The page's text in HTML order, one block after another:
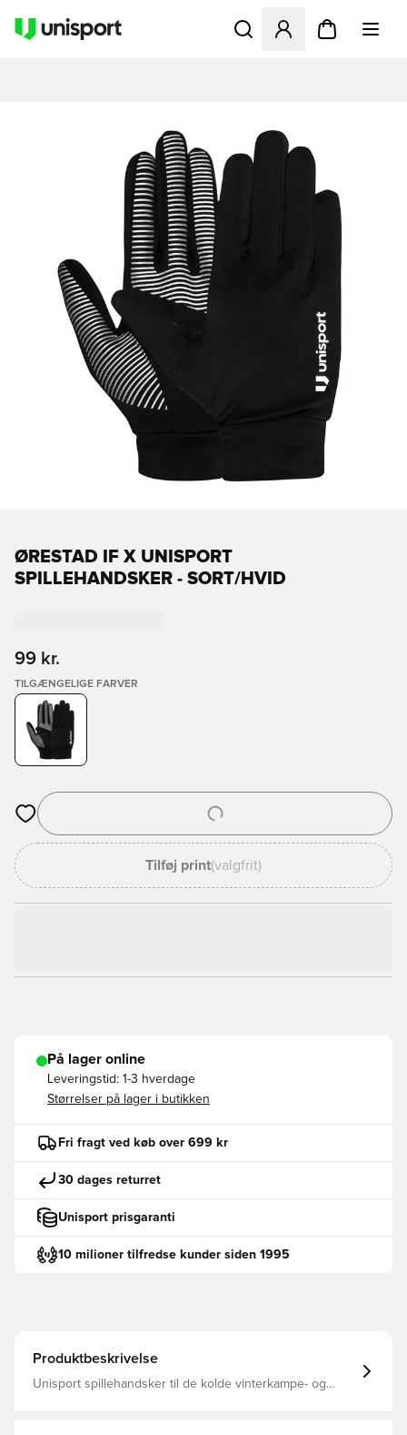
Åbner en Modal til at
ØRESTAD IF X UNISPORT
SPILLEHANDSKER - SORT/HVID
99 kr.
TILGÆNGELIGE FARVER
Åbner en Modal til at logge ind eller tilmelde dig som medlem
Tilføj print(valgfrit)
På lager online
Leveringstid: 1-3 hverdage
Størrelser på lager i butikken
Fri fragt ved køb over 699 kr
30 dages returret
Unisport prisgaranti
10 milioner tilfredse kunder siden 1995
Produktbeskrivelse
Unisport spillehandsker til de kolde vinterkampe- og